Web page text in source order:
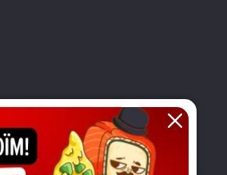
Download app